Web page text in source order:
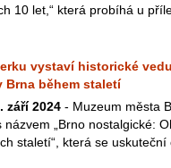
10 let,“ která probíhá u
vystaví historické
Brna během staletí
září 2024 - Muzeum města
názvem „Brno nostalgické:
staletí“, která se